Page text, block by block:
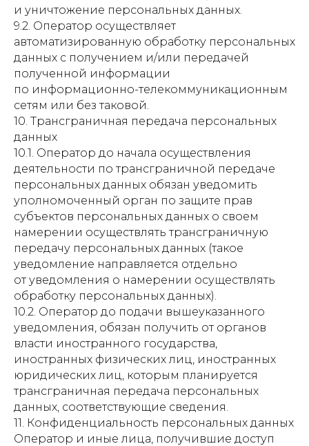
и уничтожение персональных данных.
9.2. Оператор осуществляет
автоматизированную обработку персональных
данных с получением и/или передачей
полученной информации
по информационно-телекоммуникационным
сетям или без таковой.
10. Трансграничная передача персональных
данных
10.1. Оператор до начала осуществления
деятельности по трансграничной передаче
персональных данных обязан уведомить
уполномоченный орган по защите прав
субъектов персональных данных о своем
намерении осуществлять трансграничную
передачу персональных данных (такое
уведомление направляется отдельно
от уведомления о намерении осуществлять
обработку персональных данных).
10.2. Оператор до подачи вышеуказанного
уведомления, обязан получить от органов
власти иностранного государства,
иностранных физических лиц, иностранных
юридических лиц, которым планируется
трансграничная передача персональных
данных, соответствующие сведения.
11. Конфиденциальность персональных данных
Оператор и иные лица, получившие доступ